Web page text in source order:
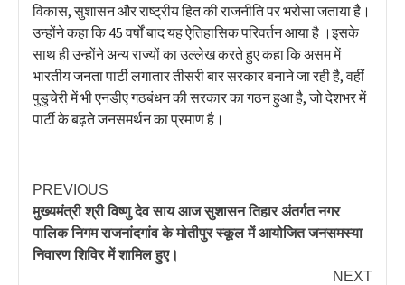
विकास, सुशासन और राष्ट्रीय हित की राजनीति पर भरोसा जताया है।
उन्होंने कहा कि 45 वर्षों बाद यह ऐतिहासिक परिवर्तन आया है ।इसके
साथ ही उन्होंने अन्य राज्यों का उल्लेख करते हुए कहा कि असम में
भारतीय जनता पार्टी लगातार तीसरी बार सरकार बनाने जा रही है, वहीं
पुडुचेरी में भी एनडीए गठबंधन की सरकार का गठन हुआ है, जो देशभर में
पार्टी के बढ़ते जनसमर्थन का प्रमाण है।
PREVIOUS
मुख्यमंत्री श्री विष्णु देव साय आज सुशासन तिहार अंतर्गत नगर
पालिक निगम राजनांदगांव के मोतीपुर स्कूल में आयोजित जनसमस्या
निवारण शिविर में शामिल हुए।
NEXT